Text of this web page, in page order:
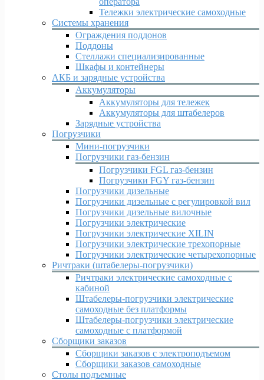
Тележки электрические самоходные
Системы хранения
Ограждения поддонов
Поддоны
Стеллажи специализированные
Шкафы и контейнеры
АКБ и зарядные устройства
Аккумуляторы
Аккумуляторы для тележек
Аккумуляторы для штабелеров
Зарядные устройства
Погрузчики
Мини-погрузчики
Погрузчики газ-бензин
Погрузчики FGL газ-бензин
Погрузчики FGY газ-бензин
Погрузчики дизельные
Погрузчики дизельные c регулировкой вил
Погрузчики дизельные вилочные
Погрузчики электрические
Погрузчики электрические XILIN
Погрузчики электрические трехопорные
Погрузчики электрические четырехопорные
Ричтраки (штабелеры-погрузчики)
Ричтраки электрические самоходные с
кабиной
Штабелеры-погрузчики электрические
самоходные без платформы
Штабелеры-погрузчики электрические
самоходные с платформой
Сборщики заказов
Сборщики заказов с электроподъемом
Сборщики заказов самоходные
Столы подъемные